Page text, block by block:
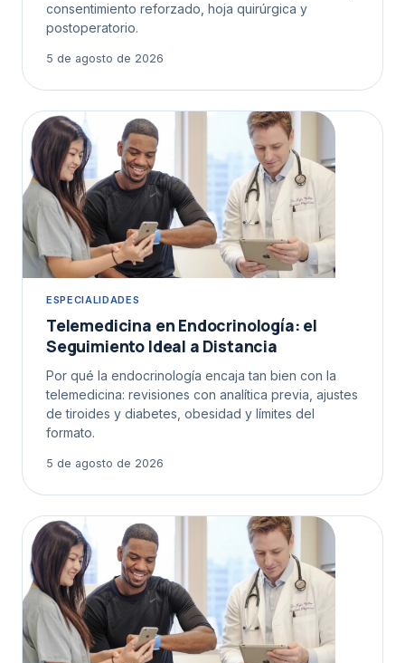
consentimiento reforzado, hoja quirúrgica y
postoperatorio.
5 de agosto de 2026
ESPECIALIDADES
Telemedicina en Endocrinología: el
Seguimiento Ideal a Distancia
Por qué la endocrinología encaja tan bien con la
telemedicina: revisiones con analítica previa, ajustes
de tiroides y diabetes, obesidad y límites del
formato.
5 de agosto de 2026